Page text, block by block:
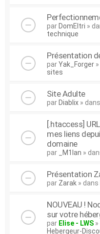
par DomEltri »
technique
Présentation
parYak_Forger
sites
Site Adulte
par Diablix » dans
[.htaccess]
mes liens
domaine
par _M1lan »
Présentation
par Zarak » dans
NOUVEAU !
sur votre
par Elise - LWS
Hebergeur-